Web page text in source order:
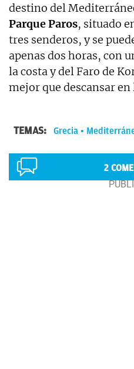
destino del
Parque Paros, situado
tres senderos, y se
apenas dos horas, con
la costa y del Faro de
mejor que descansar
TEMAS: Grecia
2